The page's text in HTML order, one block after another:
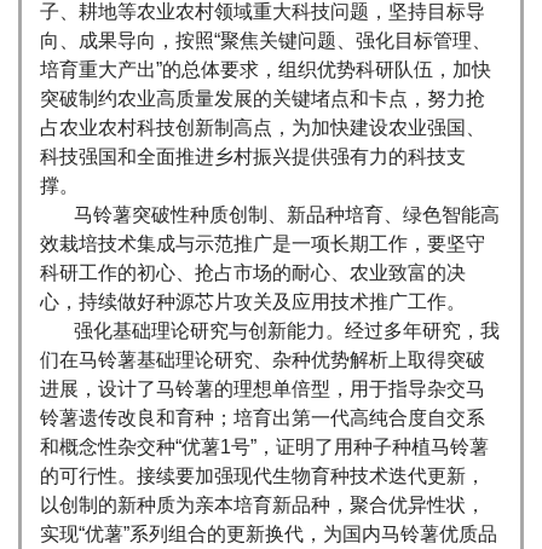
子、耕地等农业农村领域重大科技问题，坚持目标导
向、成果导向，按照“聚焦关键问题、强化目标管理、
培育重大产出”的总体要求，组织优势科研队伍，加快
突破制约农业高质量发展的关键堵点和卡点，努力抢
占农业农村科技创新制高点，为加快建设农业强国、
科技强国和全面推进乡村振兴提供强有力的科技支
撑。
马铃薯突破性种质创制、新品种培育、绿色智能高
效栽培技术集成与示范推广是一项长期工作，要坚守
科研工作的初心、抢占市场的耐心、农业致富的决
心，持续做好种源芯片攻关及应用技术推广工作。
强化基础理论研究与创新能力。经过多年研究，我
们在马铃薯基础理论研究、杂种优势解析上取得突破
进展，设计了马铃薯的理想单倍型，用于指导杂交马
铃薯遗传改良和育种；培育出第一代高纯合度自交系
和概念性杂交种“优薯1号”，证明了用种子种植马铃薯
的可行性。接续要加强现代生物育种技术迭代更新，
以创制的新种质为亲本培育新品种，聚合优异性状，
实现“优薯”系列组合的更新换代，为国内马铃薯优质品